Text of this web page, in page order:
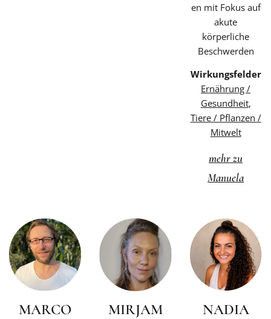
en mit Fokus auf
akute
körperliche
Beschwerden
Wirkungsfelder
Ernährung /
Gesundheit,
Tiere / Pflanzen /
Mitwelt
mehr zu
Manuela
MARCO
MIRJAM
NADIA